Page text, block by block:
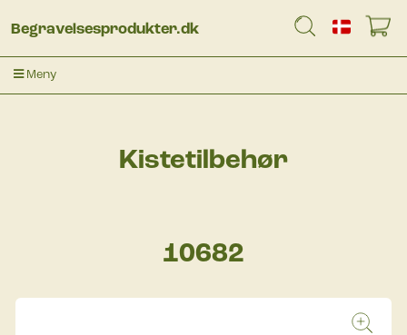
Begravelsesprodukter.dk
Meny
Kistetilbehør
10682